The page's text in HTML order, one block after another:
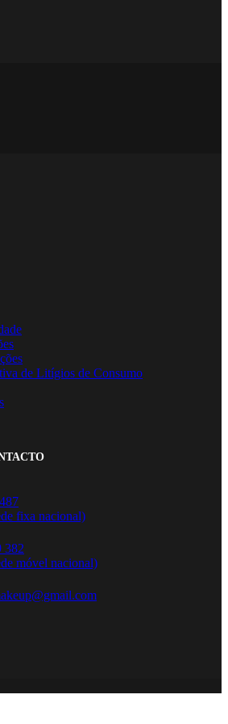
de Litígios de Consumo
fixa nacional)
382
móvel nacional)